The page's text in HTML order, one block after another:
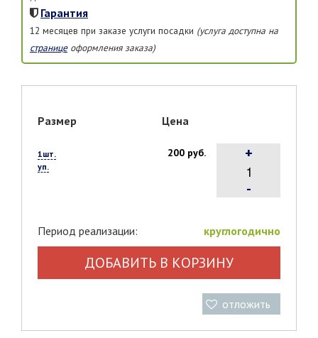
Гарантия
12 месяцев при заказе услуги посадки (услуга доступна на
страницеоформления заказа)
Размер Цена
1шт.
уп.
200 руб.
-
+
Период реализации: круглогодично
ДОБАВИТЬ В КОРЗИНУ
отложить